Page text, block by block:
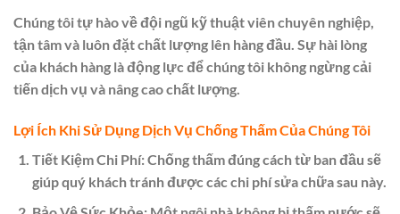
Chúng tôi tự hào về đội ngũ kỹ thuật viên chuyên nghiệp,
tận tâm và luôn đặt chất lượng lên hàng đầu. Sự hài lòng
của khách hàng là động lực để chúng tôi không ngừng cải
tiến dịch vụ và nâng cao chất lượng.
Lợi Ích Khi Sử Dụng Dịch Vụ Chống Thấm Của Chúng Tôi
Tiết Kiệm Chi Phí:Chống thấm đúng cách từ ban đầu sẽ
giúp quý khách tránh được các chi phí sửa chữa sau này.